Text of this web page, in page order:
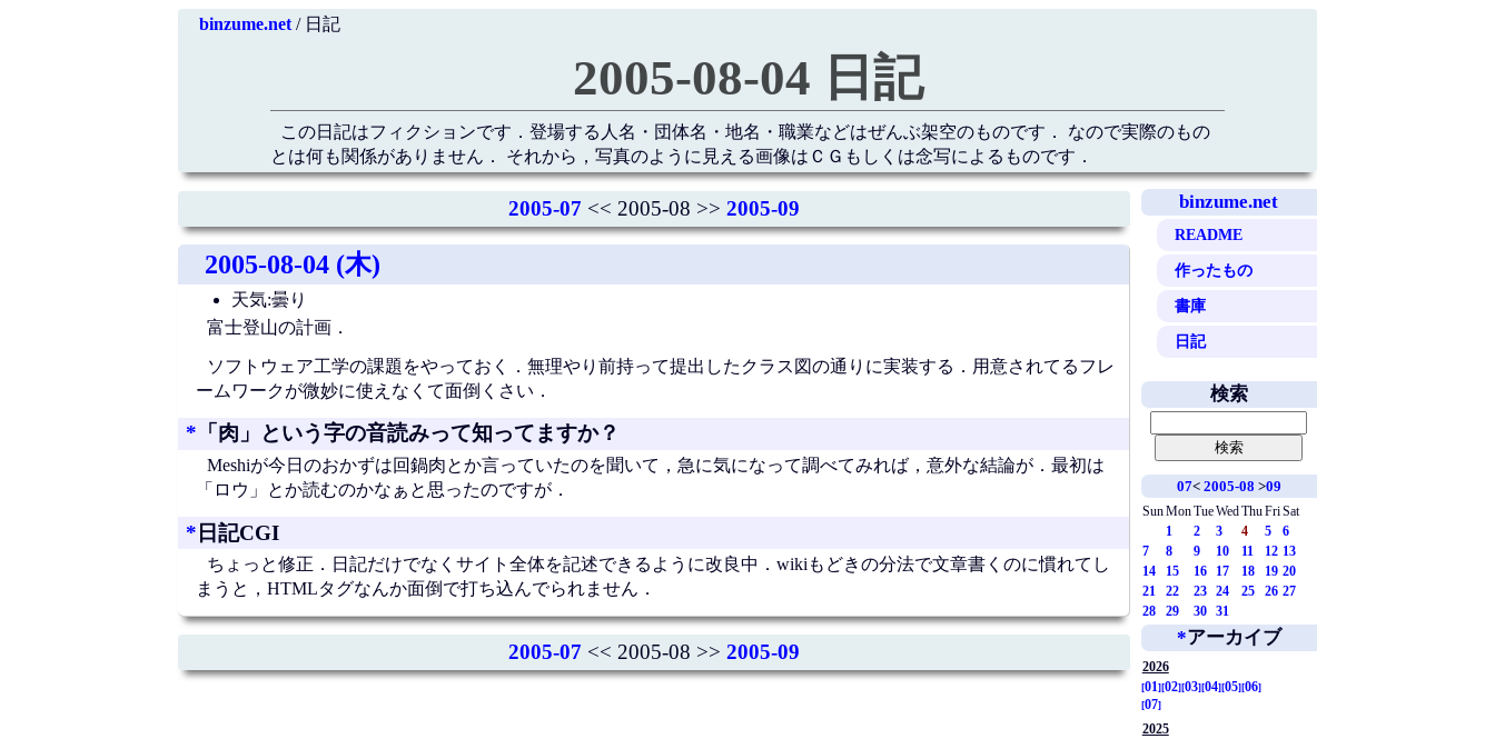
binzume.net/ 日記
2005-08-04 日記
この日記はフィクションです．登場する人名・団体名・地名・職業などはぜんぶ架空のものです． なので実際のもの
とは何も関係がありません． それから，写真のように見える画像はＣＧもしくは念写によるものです．
binzume.net
README
作ったもの
書庫
日記
2005-07 << 2005-08 >> 2005-09
2005-08-04 (木)
天気:曇り
富士登山の計画．
ソフトウェア工学の課題をやっておく．無理やり前持って提出したクラス図の通りに実装する．用意されてるフレ
ームワークが微妙に使えなくて面倒くさい．
* 「肉」という字の音読みって知ってますか？
Meshiが今日のおかずは回鍋肉とか言っていたのを聞いて，急に気になって調べてみれば，意外な結論が．最初は
「ロウ」とか読むのかなぁと思ったのですが．
* 日記CGI
ちょっと修正．日記だけでなくサイト全体を記述できるように改良中．wikiもどきの分法で文章書くのに慣れてし
まうと，HTMLタグなんか面倒で打ち込んでられません．
2005-07 << 2005-08 >> 2005-09
検索
07< 2005-08 >09
SunMonTueWed ThuFriSat
1
2 3 4 5
6
7
8 9 10 11 12 13
14
15 16 17 18 19 20
21
22 23 24 25 26 27
28
29 30 31
*アーカイブ
2026
01
02 03 04 05 06
07
2025